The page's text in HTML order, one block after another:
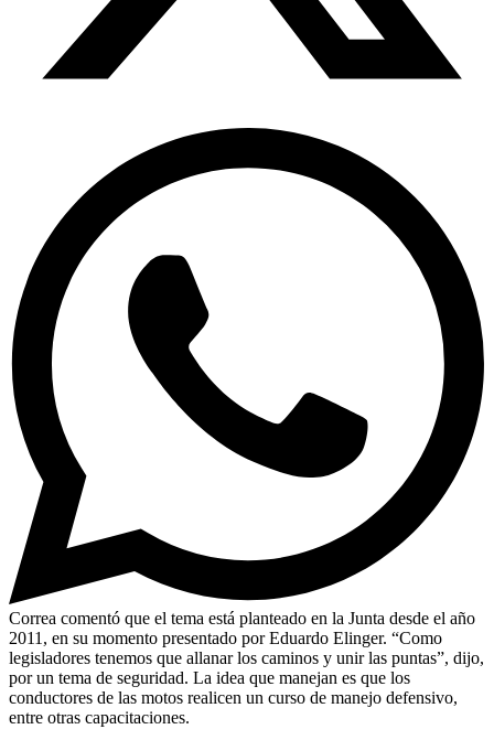
Correa comentó que el tema está planteado en la Junta desde el año
2011, en su momento presentado por Eduardo Elinger. “Como
legisladores tenemos que allanar los caminos y unir las puntas”, dijo,
por un tema de seguridad. La idea que manejan es que los
conductores de las motos realicen un curso de manejo defensivo,
entre otras capacitaciones.